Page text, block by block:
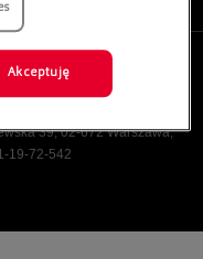
39, 02-672 Warszawa,
19-72-542
Akceptuję